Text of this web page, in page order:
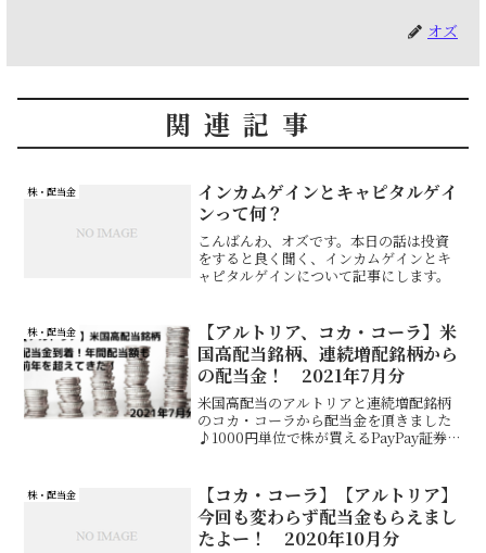
オズ
関連記事
株・配当金
インカムゲインとキャピタルゲイ
ンって何？
こんばんわ、オズです。本日の話は投資
をすると良く聞く、インカムゲインとキ
ャピタルゲインについて記事にします。
株・配当金
【アルトリア、コカ・コーラ】米
国高配当銘柄、連続増配銘柄から
の配当金！ 2021年7月分
米国高配当のアルトリアと連続増配銘柄
のコカ・コーラから配当金を頂きました
♪1000円単位で株が買えるPayPay証券を
ますよ～
株・配当金
【コカ・コーラ】【アルトリア】
今回も変わらず配当金もらえまし
たよー！ 2020年10月分